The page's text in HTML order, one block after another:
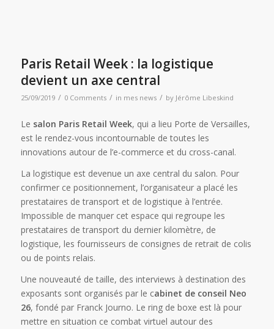
Paris Retail Week : la logistique
devient un axe central
25/09/2019 / 0 Comments / in mes news / by Jérôme Libeskind
Le salon Paris Retail Week, qui a lieu Porte de Versailles,
est le rendez-vous incontournable de toutes les
innovations autour de l’e-commerce et du cross-canal.
La logistique est devenue un axe central du salon. Pour
confirmer ce positionnement, l’organisateur a placé les
prestataires de transport et de logistique à l’entrée.
Impossible de manquer cet espace qui regroupe les
prestataires de transport du dernier kilomètre, de
logistique, les fournisseurs de consignes de retrait de colis
ou de points relais.
Une nouveauté de taille, des interviews à destination des
exposants sont organisés par le cabinet de conseil Neo
26, fondé par Franck Journo. Le ring de boxe est là pour
mettre en situation ce combat virtuel autour des